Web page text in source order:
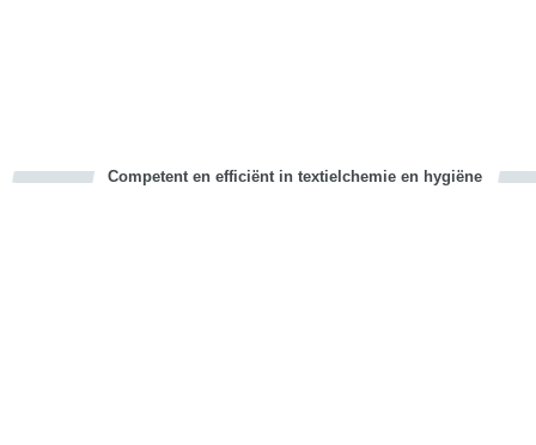
Competent en efficiënt in textielchemie en hygiëne